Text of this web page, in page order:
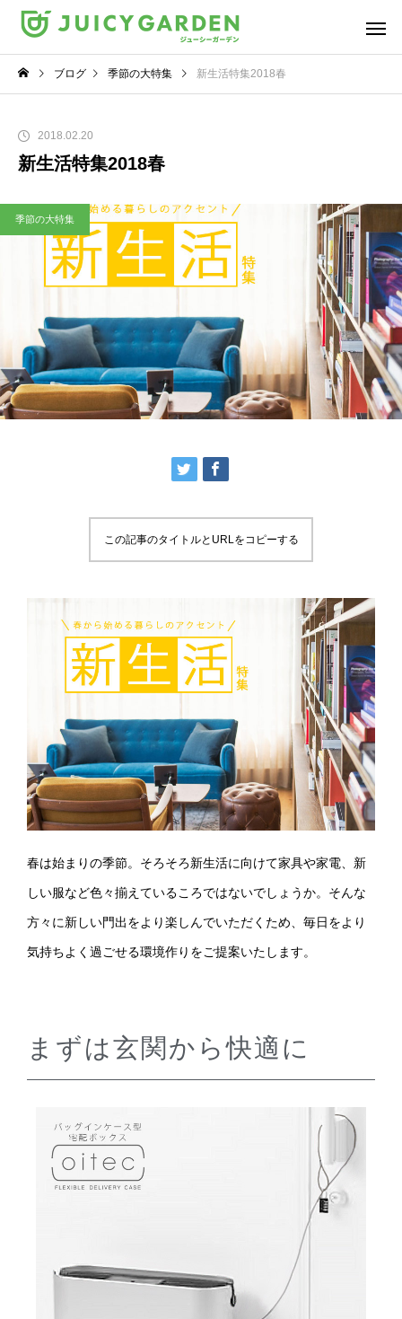
ブログ 季節の大特集 新生活特集2018春
2018.02.20
新生活特集2018春
季節の大特集
この記事のタイトルとURLをコピーする
春は始まりの季節。そろそろ新生活に向けて家具や家電、新
しい服など色々揃えているころではないでしょうか。そんな
方々に新しい門出をより楽しんでいただくため、毎日をより
気持ちよく過ごせる環境作りをご提案いたします。
まずは玄関から快適に